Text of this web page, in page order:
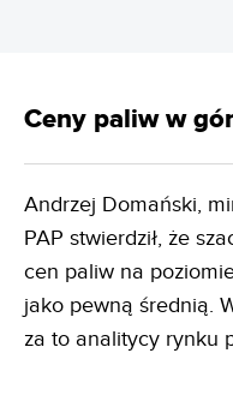
Ceny paliw w
Andrzej Domański,
PAP stwierdził, że
cen paliw na
jako pewną średnią.
za to analitycy rynku